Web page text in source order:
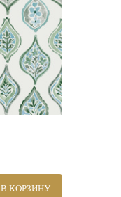
В КОРЗИНУ